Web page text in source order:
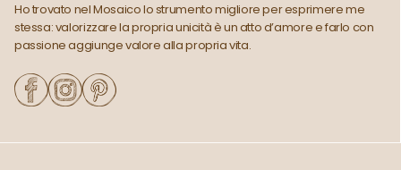
Ho trovato nel Mosaico lo strumento migliore per esprimere me
stessa: valorizzare la propria unicità è un atto d’amore e farlo con
passione aggiunge valore alla propria vita.